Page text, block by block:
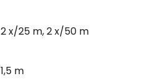
2 x/25 m, 2 x/50 m
1,5 m